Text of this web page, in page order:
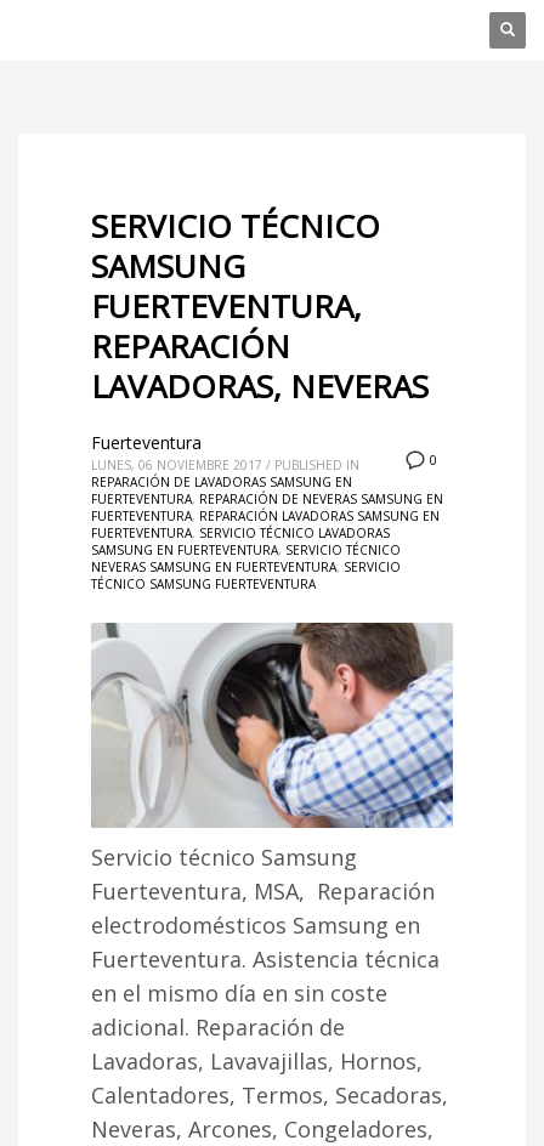
SERVICIO TÉCNICO
SAMSUNG
FUERTEVENTURA,
REPARACIÓN
LAVADORAS, NEVERAS
0
Fuerteventura
LUNES, 06 NOVIEMBRE 2017 / PUBLISHED IN
REPARACIÓN DE LAVADORAS SAMSUNG EN
FUERTEVENTURA, REPARACIÓN DE NEVERAS SAMSUNG EN
FUERTEVENTURA, REPARACIÓN LAVADORAS SAMSUNG EN
FUERTEVENTURA, SERVICIO TÉCNICO LAVADORAS
SAMSUNG EN FUERTEVENTURA, SERVICIO TÉCNICO
NEVERAS SAMSUNG EN FUERTEVENTURA, SERVICIO
TÉCNICO SAMSUNG FUERTEVENTURA
Servicio técnico Samsung
Fuerteventura, MSA, Reparación
electrodomésticos Samsung en
Fuerteventura. Asistencia técnica
en el mismo día en sin coste
adicional. Reparación de
Lavadoras, Lavavajillas, Hornos,
Calentadores, Termos, Secadoras,
Neveras, Arcones, Congeladores,